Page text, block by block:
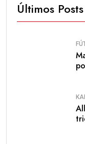
Últimos Posts